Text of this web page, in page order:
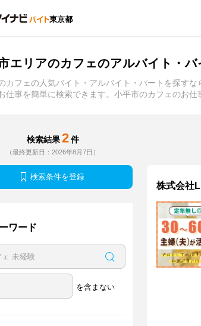
東京都
エリアのカフェのアルバイト・
カフェの人気バイト・アルバイト・パートを探す
仕事を簡単に検索できます。小平市のカフェのお仕
検索結果 2 件
（最終更新日：2026年8月7日）
検索条件を登録
ワード
を含まない
株式会社